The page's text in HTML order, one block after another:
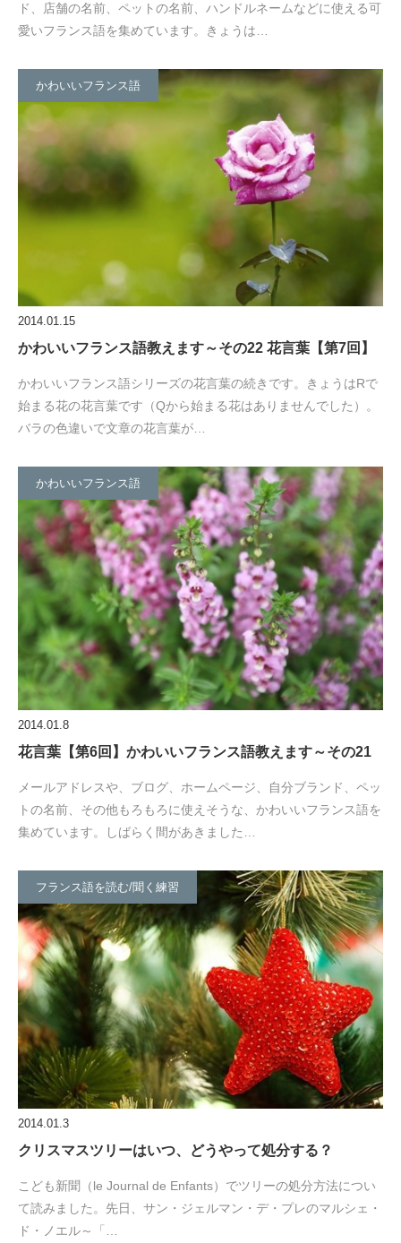
ド、店舗の名前、ペットの名前、ハンドルネームなどに使える可
愛いフランス語を集めています。きょうは…
かわいいフランス語
2014.01.15
かわいいフランス語教えます～その22 花言葉【第7回】
かわいいフランス語シリーズの花言葉の続きです。きょうはRで
始まる花の花言葉です（Qから始まる花はありませんでした）。
バラの色違いで文章の花言葉が…
かわいいフランス語
2014.01.8
花言葉【第6回】かわいいフランス語教えます～その21
メールアドレスや、ブログ、ホームページ、自分ブランド、ペッ
トの名前、その他もろもろに使えそうな、かわいいフランス語を
集めています。しばらく間があきました…
フランス語を読む/聞く練習
2014.01.3
クリスマスツリーはいつ、どうやって処分する？
こども新聞（le Journal de Enfants）でツリーの処分方法につい
て読みました。先日、サン・ジェルマン・デ・プレのマルシェ・
ド・ノエル～「…